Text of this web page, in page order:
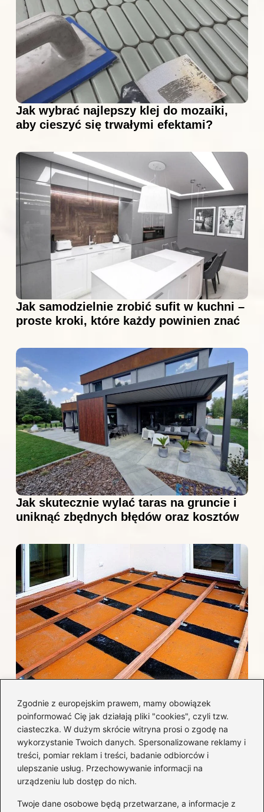
Zgodnie z europejskim prawem, mamy obowiązek
poinformować Cię jak działają pliki "cookies", czyli tzw.
ciasteczka. W dużym skrócie witryna prosi o zgodę na
wykorzystanie Twoich danych. Spersonalizowane reklamy i
treści, pomiar reklam i treści, badanie odbiorców i
ulepszanie usług. Przechowywanie informacji na
urządzeniu lub dostęp do nich.
Twoje dane osobowe będą przetwarzane, a informacje z
Jak wybrać najlepszy klej do mozaiki,
aby cieszyć się trwałymi efektami?
Jak samodzielnie zrobić sufit w kuchni –
proste kroki, które każdy powinien znać
Jak skutecznie wylać taras na gruncie i
uniknąć zbędnych błędów oraz kosztów
Jak efektywnie wykończyć taras
betonowy, by uniknąć najczęstszych
błędów i kosztów?
Kategorie
Aranżacja wnętrz (282)